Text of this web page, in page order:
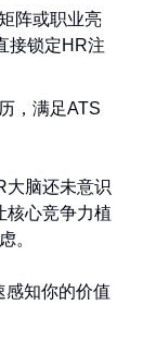
阵或职业亮
接锁定HR注
，满足ATS
大脑还未意识
核心竞争力植
。
感知你的价值